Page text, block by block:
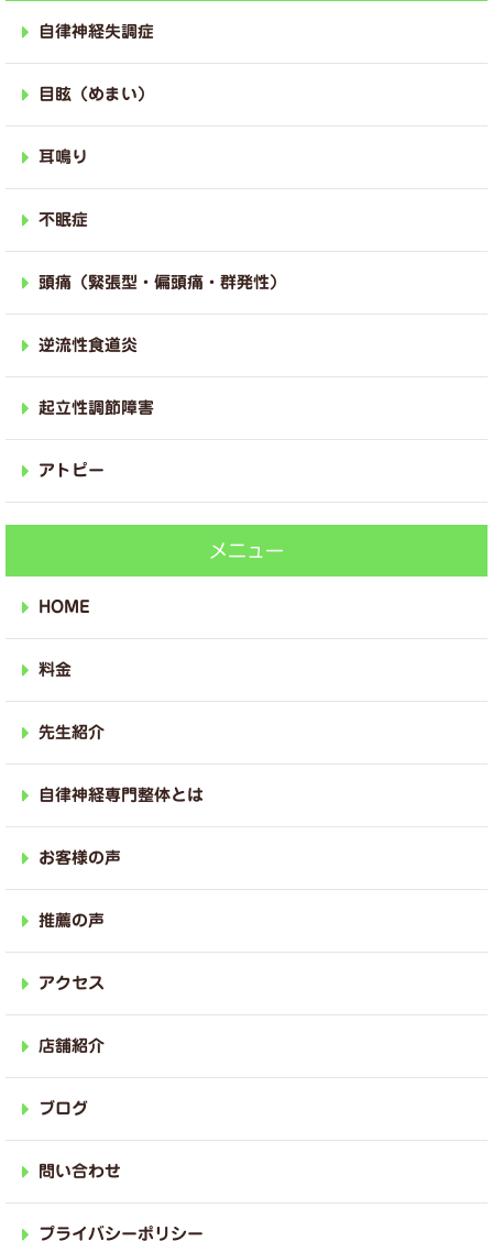
自律神経失調症
目眩（めまい）
耳鳴り
不眠症
頭痛（緊張型・偏頭痛・群発性）
逆流性食道炎
起立性調節障害
アトピー
メニュー
HOME
料金
先生紹介
自律神経専門整体とは
お客様の声
推薦の声
アクセス
店舗紹介
ブログ
問い合わせ
プライバシーポリシー